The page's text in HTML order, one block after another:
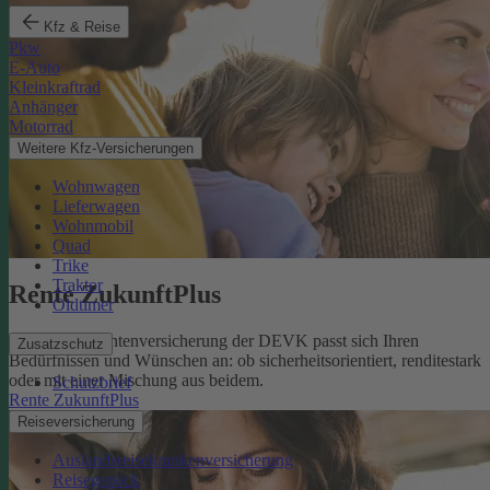
Kfz & Reise
Pkw
E-Auto
Kleinkraftrad
Anhänger
Motorrad
Weitere Kfz-Versicherungen
Wohnwagen
Lieferwagen
Wohnmobil
Quad
Trike
Traktor
Oldtimer
Zusatzschutz
Schutzbrief
Reiseversicherung
Auslandsreisekrankenversicherung
Reisegepäck
Rente ZukunftPlus
Die private Rentenversicherung der DEVK passt sich Ihren
Bedürfnissen und Wünschen an: ob sicherheitsorientiert, renditestark
oder mit einer Mischung aus beidem.
Rente ZukunftPlus